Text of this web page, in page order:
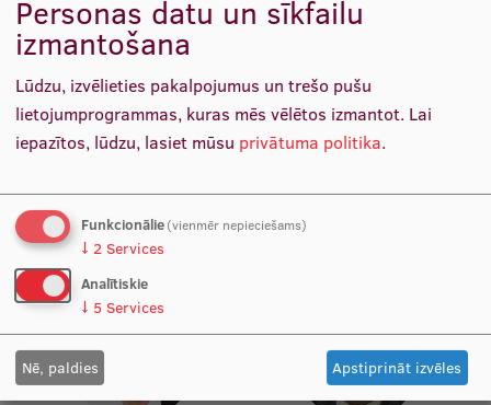
Pētniecības datu pārvaldība
RSU zinātnes portāls
Zinātnes ietekme
Pētniecības platformas
Pētniecības pakalpojumi
Pētniecības projekti
Zinātnieku brokastis
Vertikāli integrētie projekti
Prof. PhD Baiba Rozentāle
Docētāja, Vadošā pētniece,
Vadošā pētniece, Docētāja,
Psiholoģiskās sagatavošanas
vecākā trenera kvalifikācijas
Personas datu un sīkfailu
izmantošana
Lūdzu, izvēlieties pakalpojumus un trešo pušu
lietojumprogrammas, kuras mēs vēlētos izmantot. Lai
iepazītos, lūdzu, lasiet mūsu privātuma politika.
Funkcionālie(vienmēr nepieciešams)
↓ 2 Services
Analītiskie
↓ 5 Services
Nē, paldies Apstiprināt izvēles